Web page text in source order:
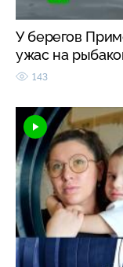
У берегов
ужас на
143